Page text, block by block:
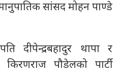
सांसद मोहन पाण्डे
दीपेन्द्रबहादुर थापा र
किरणराज पौडेलको पार्टी